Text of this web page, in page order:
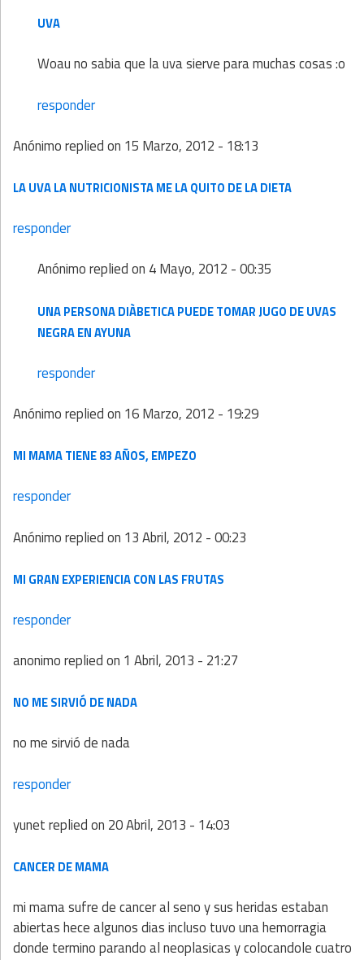
UVA
Woau no sabia que la uva sierve para muchas cosas :o
responder
Anónimoreplied on 15 Marzo, 2012 - 18:13
LA UVA LA NUTRICIONISTA ME LA QUITO DE LA DIETA
responder
Anónimoreplied on 4 Mayo, 2012 - 00:35
UNA PERSONA DIÀBETICA PUEDE TOMAR JUGO DE UVAS
NEGRA EN AYUNA
responder
Anónimoreplied on 16 Marzo, 2012 - 19:29
MI MAMA TIENE 83 AÑOS, EMPEZO
responder
Anónimoreplied on 13 Abril, 2012 - 00:23
MI GRAN EXPERIENCIA CON LAS FRUTAS
responder
anonimoreplied on 1 Abril, 2013 - 21:27
NO ME SIRVIÓ DE NADA
no me sirvió de nada
responder
yunetreplied on 20 Abril, 2013 - 14:03
CANCER DE MAMA
mi mama sufre de cancer al seno y sus heridas estaban
abiertas hece algunos dias incluso tuvo una hemorragia
donde termino parando al neoplasicas y colocandole cuatro